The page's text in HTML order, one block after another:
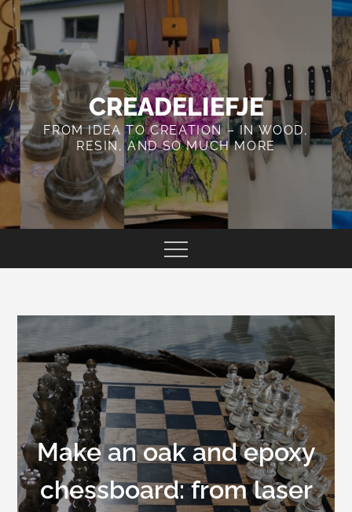
Skip
to
content
CREADELIEFJE
FROM IDEA TO CREATION – IN WOOD,
RESIN, AND SO MUCH MORE
Make an oak and epoxy
chessboard: from laser